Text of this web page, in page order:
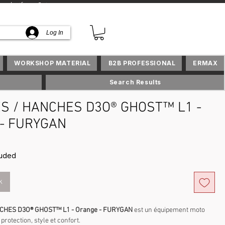
en Suisse
Log In
/ HANCHES D3O® GHOST™ L1 -
FURYGAN
D3O® GHOST™ L1 - Orange - FURYGANest un équipement moto
style et confort.
WORKSHOP MATERIAL B2B PROFESSIONAL ERMAX
Search Results